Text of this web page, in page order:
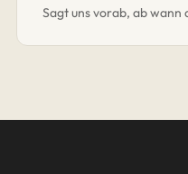
Sagt uns vorab, ab wann